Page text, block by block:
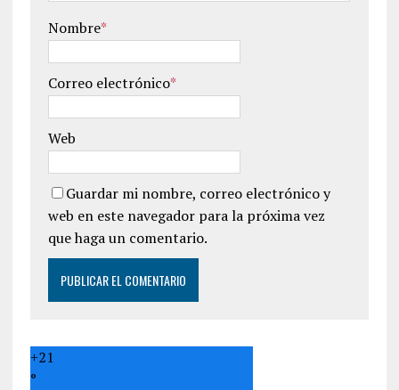
Nombre*
Correo electrónico*
Web
Guardar mi nombre, correo electrónico y
web en este navegador para la próxima vez
que haga un comentario.
+21
°